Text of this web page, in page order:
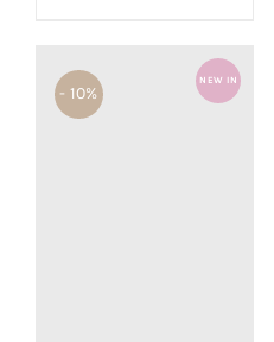
NEW IN
- 10%